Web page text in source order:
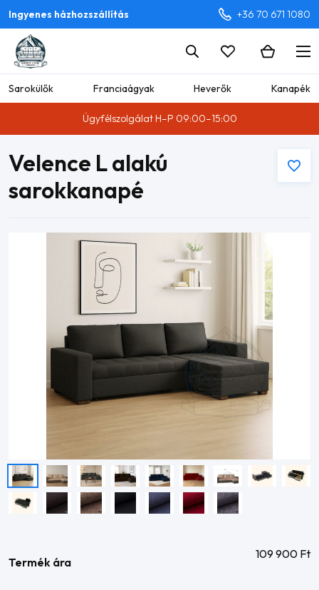
Ingyenes házhozszállítás +36 70 671 1080
Sarokülők Franciaágyak Heverők Kanapék
Ügyfélszolgálat H–P 09:00–15:00
Velence L alakú
sarokkanapé
Termék ára
109 900 Ft